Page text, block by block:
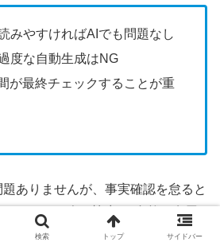
みやすければAIでも問題なし
度な自動生成はNG
が最終チェックすることが重
ありませんが、事実確認を怠ると
す。AIと人の協力で“自然で有用
ることが、合格のポイントです。
検索 トップ サイドバー